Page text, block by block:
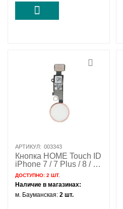
АРТИКУЛ: 003343
Кнопка HOME Touch ID
iPhone 7 / 7 Plus / 8 / 8
Plus / SE 2 / SE 3
розовое золото / 821-
00912
ДОСТУПНО:2 ШТ.
Наличие в магазинах:
м. Бауманская:2 шт.